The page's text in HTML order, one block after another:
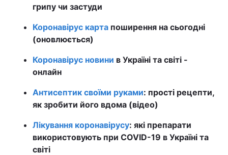
грипу чи застуди
Коронавірус карта поширення на сьогодні
(оновлюється)
Коронавірус новини в Україні та світі -
онлайн
Антисептик своїми руками: прості рецепти,
як зробити його вдома (відео)
Лікування коронавірусу: які препарати
використовують при COVID-19 в Україні та
світі